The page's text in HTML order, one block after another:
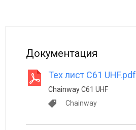
Документация
Тех лист C61 UHF.pdf
Chainway C61 UHF
Chainway